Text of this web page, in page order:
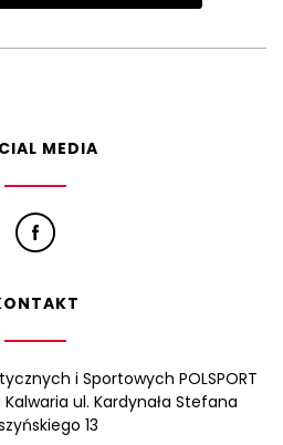
MEDIA
i Sportowych POLSPORT
ul. Kardynała Stefana
13